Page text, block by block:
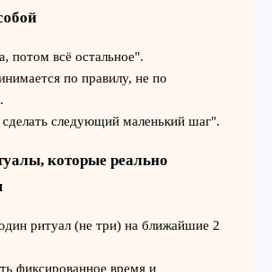
потом всё остальное".
по правилу, не по
следующий маленький шаг".
которые реально
ритуал (не три) на ближайшие 2
фиксированное время и